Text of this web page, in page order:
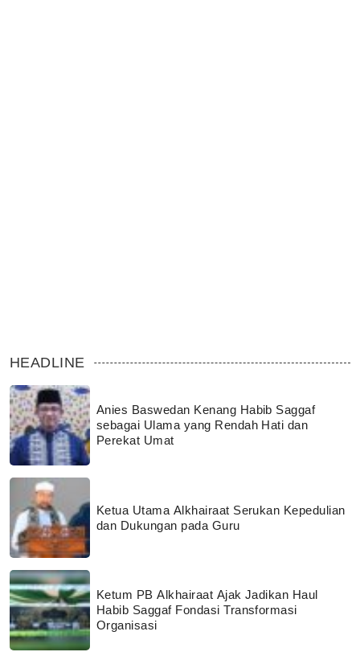
HEADLINE
Anies Baswedan Kenang Habib Saggaf
sebagai Ulama yang Rendah Hati dan
Perekat Umat
Ketua Utama Alkhairaat Serukan Kepedulian
dan Dukungan pada Guru
Ketum PB Alkhairaat Ajak Jadikan Haul
Habib Saggaf Fondasi Transformasi
Organisasi